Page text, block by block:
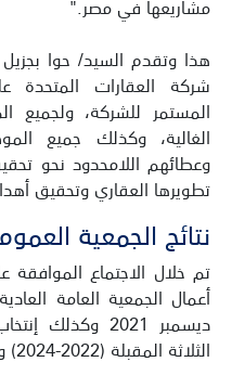
مشاريعها في مصر."
هذا وتقدم السيد/ حوا
شركة العقارات المتحدة
المستمر للشركة، ولجميع
الغالية، وكذلك جميع
وعطائهم اللامحدود نحو
تطويرها العقاري وتحقيق
نتائج الجمعية
تم خلال الاجتماع
ديسمبر 2021
الثلاثة المقبلة (2022-2024) وهم: